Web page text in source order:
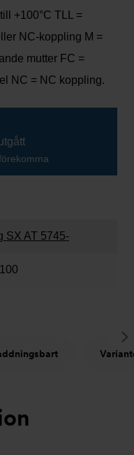
+100°C TLL =
NC-koppling M =
mutter FC =
NC = NC koppling.
SX AT 5745-